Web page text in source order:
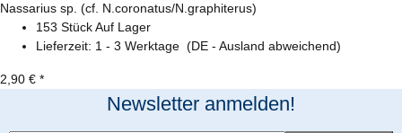
Nassarius sp. (cf. N.coronatus/N.graphiterus)
153 Stück Auf Lager
Lieferzeit: 1 - 3 Werktage (DE - Ausland abweichend)
2,90 € *
Newsletter anmelden!